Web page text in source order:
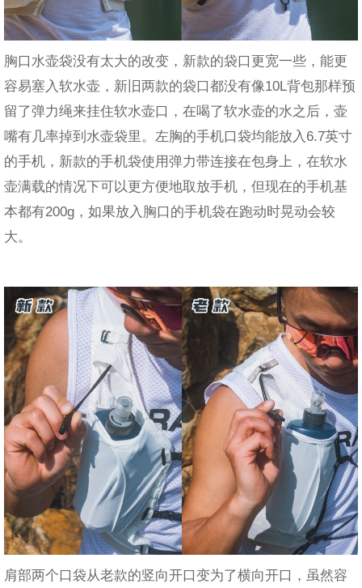
胸口水壶袋没有太大的改变，新款的袋口更宽一些，能更
容易塞入软水壶，新旧两款的袋口都没有像10L背包那样预
留了弹力绳来挂住软水壶口，在喝了软水壶的水之后，壶
嘴有几率掉到水壶袋里。左胸的手机口袋均能放入6.7英寸
的手机，新款的手机袋使用弹力带连接在包身上，在软水
壶满载的情况下可以更方便地取放手机，但现在的手机基
本都有200g，如果放入胸口的手机袋在跑动时晃动会较
大。
肩部两个口袋从老款的竖向开口变为了横向开口，虽然容